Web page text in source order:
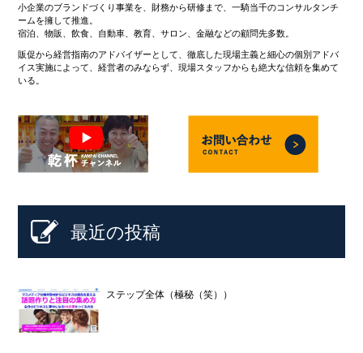
小企業のブランドづくり事業を、財務から研修まで、一騎当千のコンサルタンチ
ームを擁して推進。
宿泊、物販、飲食、自動車、教育、サロン、金融などの顧問先多数。
販促から経営指南のアドバイザーとして、徹底した現場主義と細心の個別アドバ
イス実施によって、経営者のみならず、現場スタッフからも絶大な信頼を集めて
いる。
最近の投稿
ステップ全体（極秘（笑））